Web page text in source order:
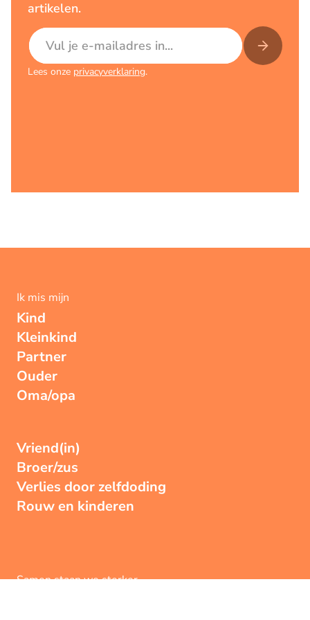
artikelen.
E-mailadres
Lees onze privacyverklaring.
Ik mis mijn
Kind
Kleinkind
Partner
Ouder
Oma/opa
Vriend(in)
Broer/zus
Verlies door zelfdoding
Rouw en kinderen
Samen staan we sterker